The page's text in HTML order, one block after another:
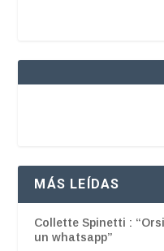
MÁS LEÍDAS
Collette Spinetti :
un whatsapp”